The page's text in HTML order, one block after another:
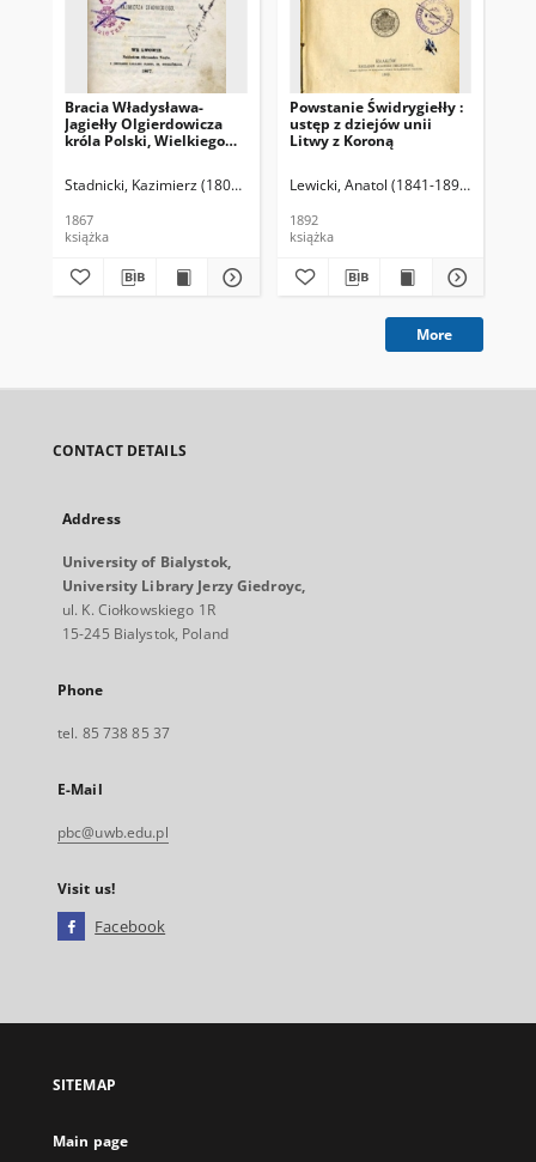
Bracia Władysława-
Jagiełły Olgierdowicza
króla Polski, Wielkiego
Stadnicki, Kazimierz (1808-1886)
1867
książka
Powstanie Świdrygiełły :
ustęp z dziejów unii
Litwy z Koroną
Lewicki, Anatol (1841-1899)
1892
książka
More
CONTACT DETAILS
Address
University of Bialystok,
University Library Jerzy Giedroyc,
ul. K. Ciołkowskiego 1R
15-245 Bialystok, Poland
Phone
tel. 85 738 85 37
E-Mail
pbc@uwb.edu.pl
Visit us!
Facebook
open
new
SITEMAP
Main page